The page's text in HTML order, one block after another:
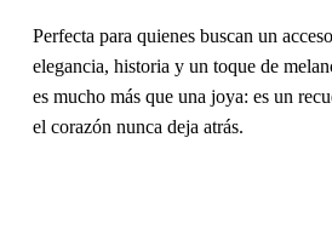
Perfecta para quienes buscan un
elegancia, historia y un toque de
es mucho más que una joya: es un
el corazón nunca deja atrás.